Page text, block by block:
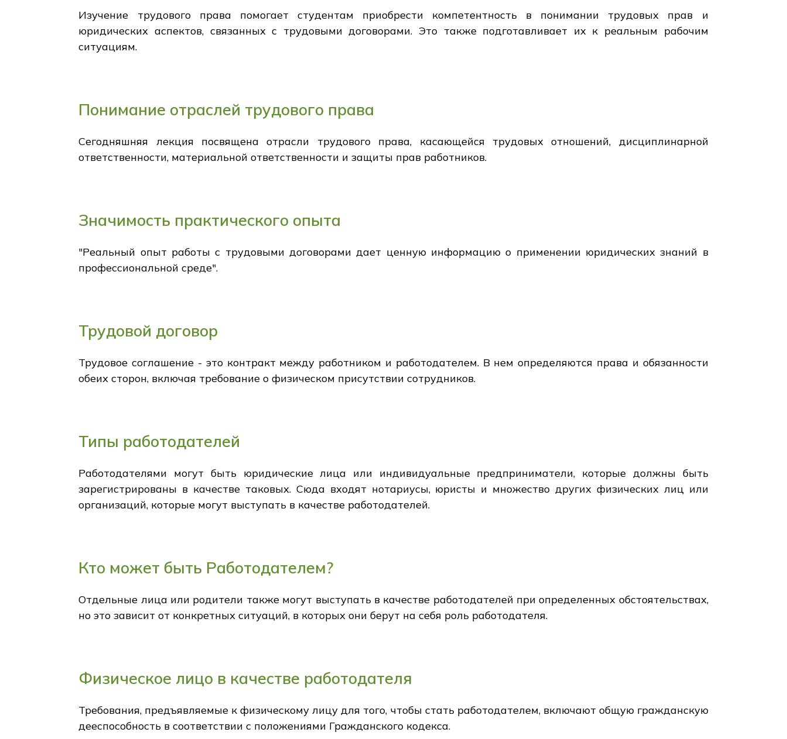
Изучение трудового права помогает студентам приобрести компетентность в понимании трудовых прав и
юридических аспектов, связанных с трудовыми договорами. Это также подготавливает их к реальным рабочим
ситуациям.
Понимание отраслей трудового права
Сегодняшняя лекция посвящена отрасли трудового права, касающейся трудовых отношений, дисциплинарной
ответственности, материальной ответственности и защиты прав работников.
Значимость практического опыта
"Реальный опыт работы с трудовыми договорами дает ценную информацию о применении юридических знаний в
профессиональной среде".
Трудовой договор
Трудовое соглашение - это контракт между работником и работодателем. В нем определяются права и обязанности
обеих сторон, включая требование о физическом присутствии сотрудников.
Типы работодателей
Работодателями могут быть юридические лица или индивидуальные предприниматели, которые должны быть
зарегистрированы в качестве таковых. Сюда входят нотариусы, юристы и множество других физических лиц или
организаций, которые могут выступать в качестве работодателей.
Кто может быть Работодателем?
Отдельные лица или родители также могут выступать в качестве работодателей при определенных обстоятельствах,
но это зависит от конкретных ситуаций, в которых они берут на себя роль работодателя.
Физическое лицо в качестве работодателя
Требования, предъявляемые к физическому лицу для того, чтобы стать работодателем, включают общую гражданскую
дееспособность в соответствии с положениями Гражданского кодекса.